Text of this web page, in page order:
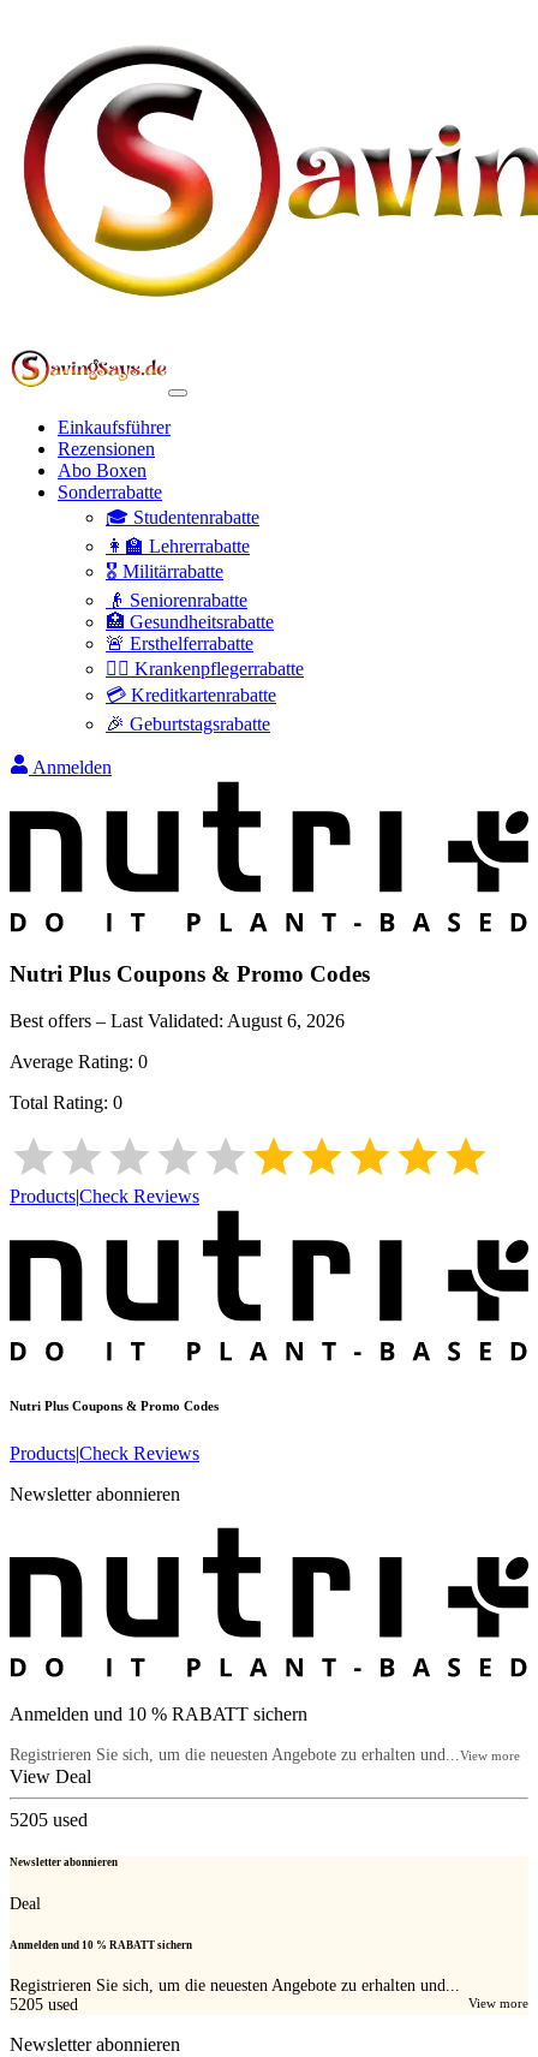
Einkaufsführer
Rezensionen
Abo Boxen
Sonderrabatte
🎓 Studentenrabatte
👩‍🏫 Lehrerrabatte
🎖️ Militärrabatte
👴 Seniorenrabatte
🏥 Gesundheitsrabatte
🚨 Ersthelferrabatte
👩‍⚕️ Krankenpflegerrabatte
💳 Kreditkartenrabatte
🎉 Geburtstagsrabatte
Anmelden
Nutri Plus Coupons & Promo Codes
Best offers – Last Validated: August 6, 2026
Average Rating: 0
Total Rating: 0
Products|Check Reviews
Nutri Plus Coupons & Promo Codes
Products|Check Reviews
Newsletter abonnieren
Anmelden und 10 % RABATT sichern
Registrieren Sie sich, um die neuesten Angebote zu erhalten und...View more
View Deal
5205 used
Newsletter abonnieren
Deal
Anmelden und 10 % RABATT sichern
Registrieren Sie sich, um die neuesten Angebote zu erhalten und...
View more
5205 used
Newsletter abonnieren